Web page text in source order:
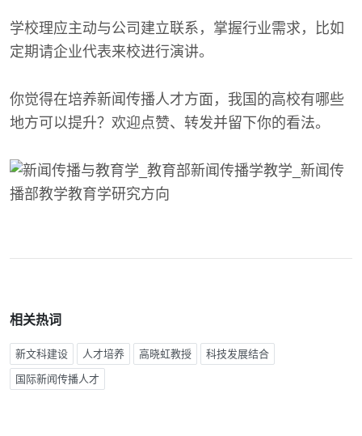
学校理应主动与公司建立联系，掌握行业需求，比如
定期请企业代表来校进行演讲。
你觉得在培养新闻传播人才方面，我国的高校有哪些
地方可以提升？欢迎点赞、转发并留下你的看法。
相关热词
新文科建设 人才培养 高晓虹教授 科技发展结合
国际新闻传播人才